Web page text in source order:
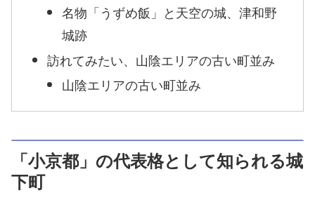
名物「うずめ飯」と天空の城、津和野
城跡
訪れてみたい、山陰エリアの古い町並み
山陰エリアの古い町並み
「小京都」の代表格として知られる城
下町